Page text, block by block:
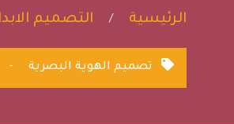
الرئيسية / التصميم
تصميم الهوية البصرية -